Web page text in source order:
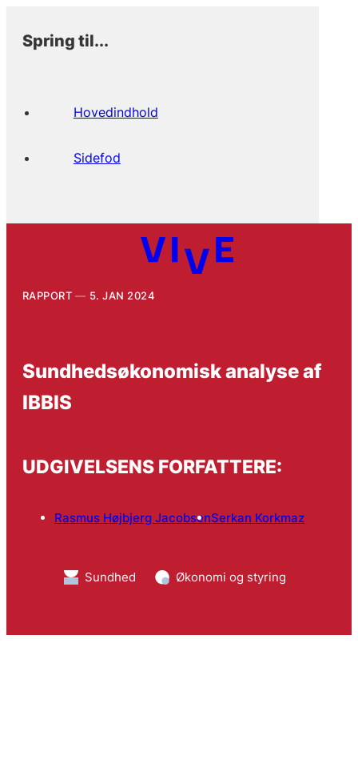
Spring til...
Hovedindhold
Sidefod
RAPPORT 5. JAN 2024
Sundhedsøkonomisk analyse af
IBBIS
UDGIVELSENS FORFATTERE:
Rasmus Højbjerg JacobsenSerkan Korkmaz
Sundhed Økonomi og styring